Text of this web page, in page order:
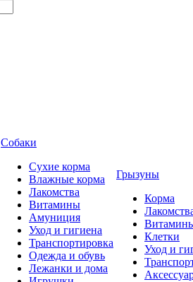
Собаки
Сухие корма
Влажные корма
Лакомства
Витамины
Амуниция
Уход и гигиена
Транспортировка
Одежда и обувь
Лежанки и дома
Грызуны
Корма
Клетки
Уход и